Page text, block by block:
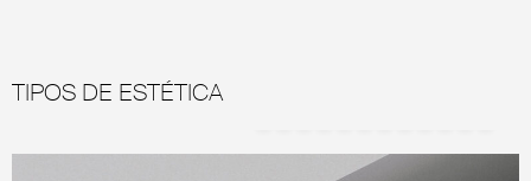
TIPOS DE ESTÉTICA